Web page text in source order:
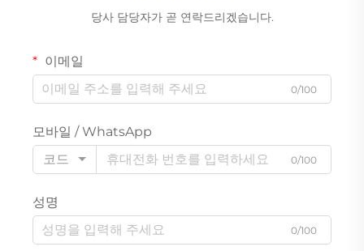
당사 담당자가 곧 연락드리겠습니다.
이메일
0/100
모바일 / WhatsApp
코드
0/100
성명
0/100